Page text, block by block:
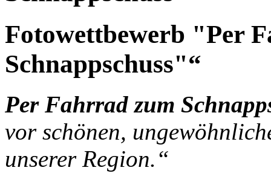
Fotowettbewerb "Per
Schnappschuss"“
Per Fahrrad zum
vor schönen,
unserer Region.“